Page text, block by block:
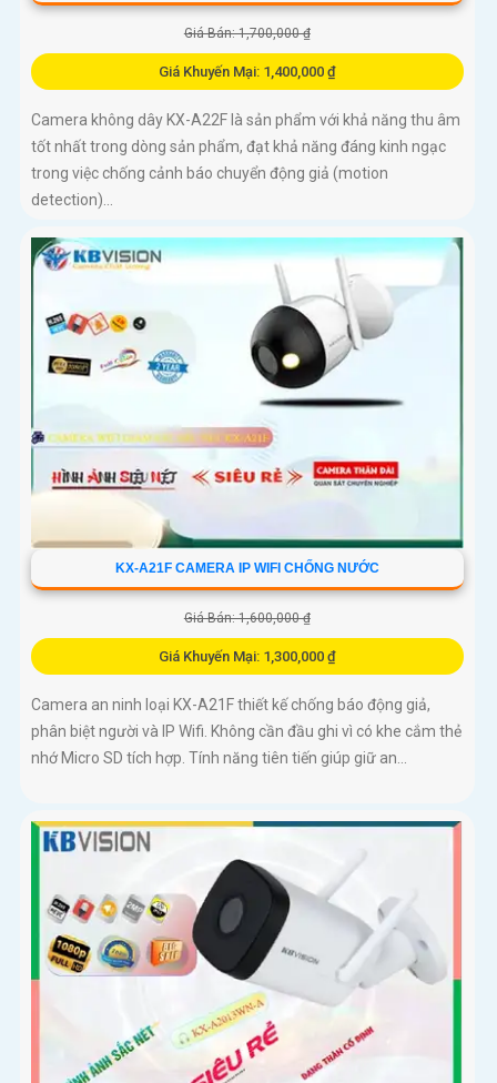
Giá Bán: 1,700,000 ₫
Giá Khuyến Mại: 1,400,000 ₫
Camera không dây KX-A22F là sản phẩm với khả năng thu âm
tốt nhất trong dòng sản phẩm, đạt khả năng đáng kinh ngạc
trong việc chống cảnh báo chuyển động giả (motion
detection)...
KX-A21F CAMERA IP WIFI CHỐNG NƯỚC
Giá Bán: 1,600,000 ₫
Giá Khuyến Mại: 1,300,000 ₫
Camera an ninh loại KX-A21F thiết kế chống báo động giả,
phân biệt người và IP Wifi. Không cần đầu ghi vì có khe cắm thẻ
nhớ Micro SD tích hợp. Tính năng tiên tiến giúp giữ an...